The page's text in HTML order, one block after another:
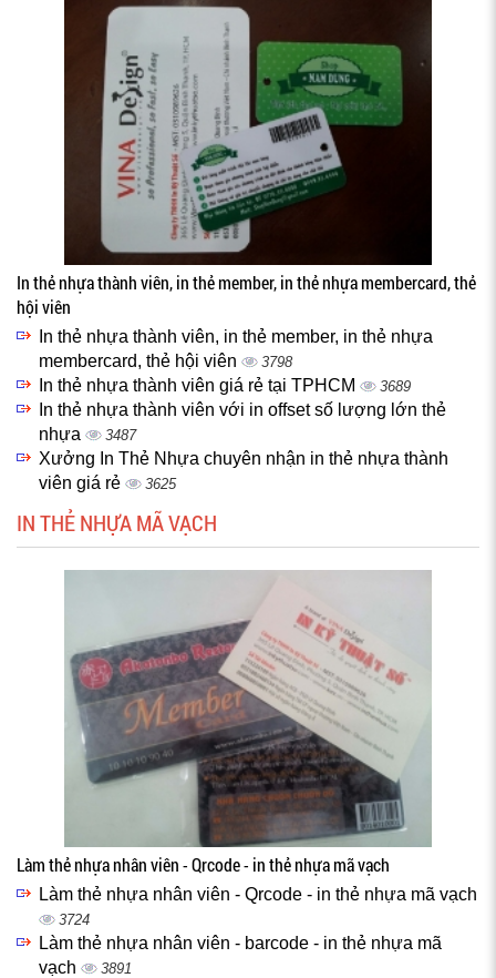
In thẻ nhựa thành viên, in thẻ member, in thẻ nhựa membercard, thẻ
hội viên
In thẻ nhựa thành viên, in thẻ member, in thẻ nhựa
membercard, thẻ hội viên
3798
In thẻ nhựa thành viên giá rẻ tại TPHCM 3689
In thẻ nhựa thành viên với in offset số lượng lớn thẻ
nhựa
3487
Xưởng In Thẻ Nhựa chuyên nhận in thẻ nhựa thành
viên giá rẻ
3625
IN THẺ NHỰA MÃ VẠCH
Làm thẻ nhựa nhân viên - Qrcode - in thẻ nhựa mã vạch
Làm thẻ nhựa nhân viên - Qrcode - in thẻ nhựa mã vạch
3724
Làm thẻ nhựa nhân viên - barcode - in thẻ nhựa mã
vạch
3891